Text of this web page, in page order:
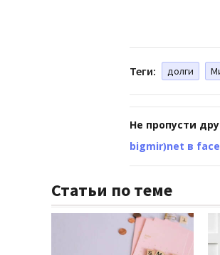
Теги: долги
Не пропусти
bigmir)net в
Статьи по теме